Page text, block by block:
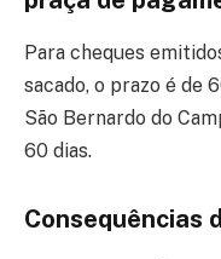
Para cheques
sacado, o prazo é de
São Bernardo do
60 dias.
Consequências